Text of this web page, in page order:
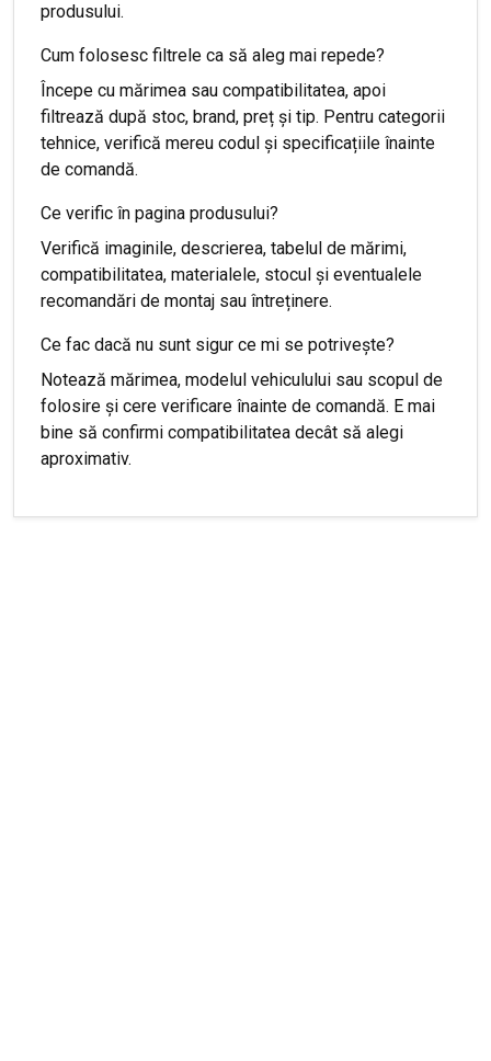
produsului.
Cum folosesc filtrele ca să aleg mai repede?
Începe cu mărimea sau compatibilitatea, apoi
filtrează după stoc, brand, preț și tip. Pentru categorii
tehnice, verifică mereu codul și specificațiile înainte
de comandă.
Ce verific în pagina produsului?
Verifică imaginile, descrierea, tabelul de mărimi,
compatibilitatea, materialele, stocul și eventualele
recomandări de montaj sau întreținere.
Ce fac dacă nu sunt sigur ce mi se potrivește?
Notează mărimea, modelul vehiculului sau scopul de
folosire și cere verificare înainte de comandă. E mai
bine să confirmi compatibilitatea decât să alegi
aproximativ.